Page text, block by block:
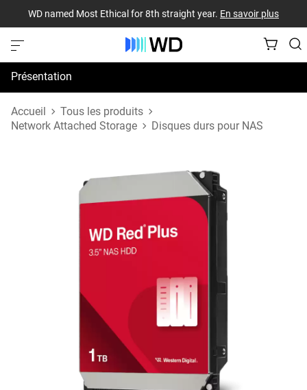
WD named Most Ethical for 8th straight year. En savoir plus
Présentation
Spécifications
Accueil
Tous les produits
Network Attached Storage
Disques durs pour NAS